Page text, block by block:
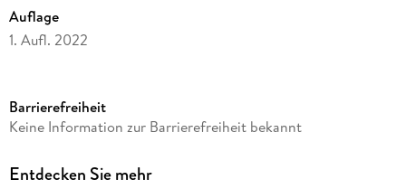
Auflage
1. Aufl. 2022
Altersempfehlung
Reihe
Barrierefreiheit
Keine Information zur Barrierefreiheit bekannt
Entdecken Sie mehr